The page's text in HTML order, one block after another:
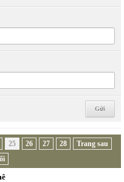
25 26 27 28
Trang sau